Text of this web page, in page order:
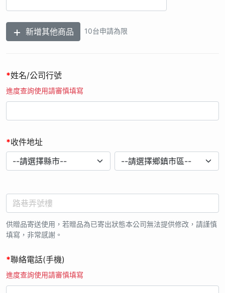
客服務中心請求行使下列權利：(1)查詢或請求閱覽。(2)請求製
給複製本。(3)請求補充或更正。(4)請求停止蒐集、處理或利
用。(5)請求刪除。
參加本活動。
10. 經檢舉或查證註冊者有直接或間接以不正常手法進行網路註
冊行為，本公司有權取消其贈品資格，並保留法律追訴權。
12. 如因不可抗力之因素，影響系統運作修復作業時間，本公司
保留修正活動時間之權利。
13. 當您參加本活動並提供個人資料時，即視為您已瞭解上述相
14. 本公司有權保留變更、修改或終止活動之權利，無須事前通
知，並有權對本活動之事宜作出解釋或裁決。;
新增其他商品 10台申請為限
*姓名/公司行號
進度查詢使用請審慎填寫
*收件地址
供贈品寄送使用，若贈品為已寄出狀態本公司無法提供修改，請謹慎
填寫，非常感謝。
*聯絡電話(手機)
進度查詢使用請審慎填寫